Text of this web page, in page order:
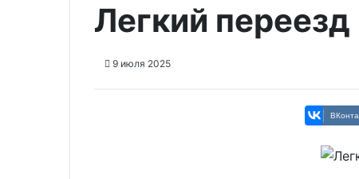
Легкий переезд
9 июля 2025